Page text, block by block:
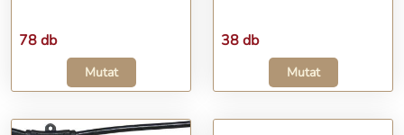
78 db
Mutat
38 db
Mutat